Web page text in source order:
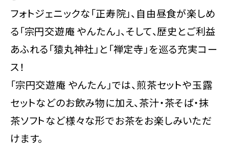
フォトジェニックな「正寿院」、自由昼食が楽しめ
る「宗円交遊庵 やんたん」、そして、歴史とご利益
あふれる「猿丸神社」と「禅定寺」を巡る充実コー
ス！
「宗円交遊庵 やんたん」では、煎茶セットや玉露
セットなどのお飲み物に加え、茶汁・茶そば・抹
茶ソフトなど様々な形でお茶をお楽しみいただ
けます。